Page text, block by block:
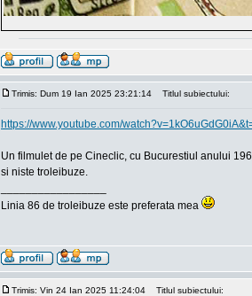
Trimis: Dum 19 Ian 2025 23:21:14 Titlul subiectului:
https://www.youtube.com/
Un filmulet de pe Cineclic, cu Bucurestiul anului
si niste troleibuze.
Linia 86 de troleibuze este preferata mea
Trimis: Vin 24 Ian 2025 11:24:04 Titlul subiectului: